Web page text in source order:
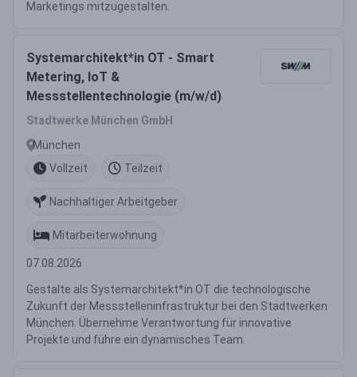
Marketings mitzugestalten.
Systemarchitekt*in OT - Smart
Metering, IoT &
Messstellentechnologie (m/w/d)
Stadtwerke München GmbH
München
Vollzeit
Teilzeit
Nachhaltiger Arbeitgeber
Mitarbeiterwohnung
07.08.2026
Gestalte als Systemarchitekt*in OT die technologische
Zukunft der Messstelleninfrastruktur bei den Stadtwerken
München. Übernehme Verantwortung für innovative
Projekte und führe ein dynamisches Team.